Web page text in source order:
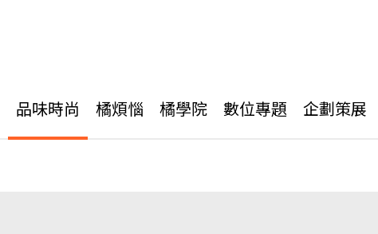
品味時尚 橘煩惱 橘學院 數位專題 企劃策展